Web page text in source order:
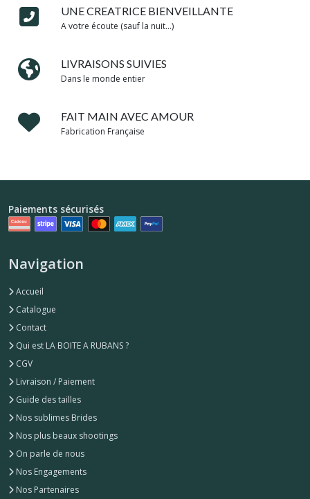
UNE CREATRICE BIENVEILLANTE
A votre écoute (sauf la nuit...)
LIVRAISONS SUIVIES
Dans le monde entier
FAIT MAIN AVEC AMOUR
Fabrication Française
Paiements sécurisés
Navigation
Accueil
Catalogue
Contact
Qui est LA BOITE A RUBANS ?
CGV
Livraison / Paiement
Guide des tailles
Nos sublimes Brides
Nos plus beaux shootings
On parle de nous
Nos Engagements
Nos Partenaires